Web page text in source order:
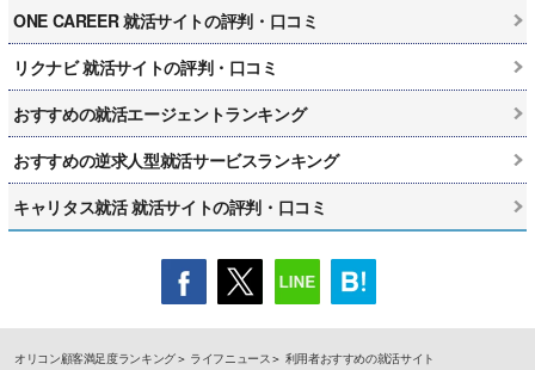
ONE CAREER 就活サイトの評判・口コミ
リクナビ 就活サイトの評判・口コミ
おすすめの就活エージェントランキング
おすすめの逆求人型就活サービスランキング
キャリタス就活 就活サイトの評判・口コミ
オリコン顧客満足度ランキング ライフニュース 利用者おすすめの就活サイト